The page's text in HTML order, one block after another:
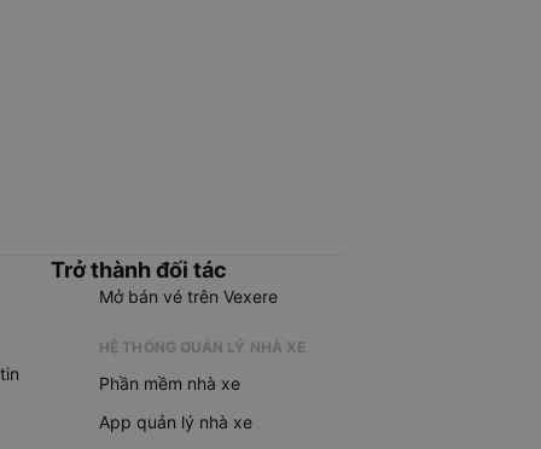
Trở thành đối tác
Mở bán vé trên Vexere
HỆ THỐNG QUẢN LÝ NHÀ XE
Phần mềm nhà xe
App quản lý nhà xe